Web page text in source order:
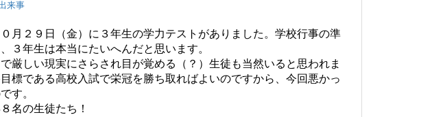
来事
月２９日（金）に３年生の学力テストがありました。学校行事の準
３年生は本当にたいへんだと思います。
厳しい現実にさらされ目が覚める（？）生徒も当然いると思われま
標である高校入試で栄冠を勝ち取ればよいのですから、今回悪かっ
す。
名の生徒たち！